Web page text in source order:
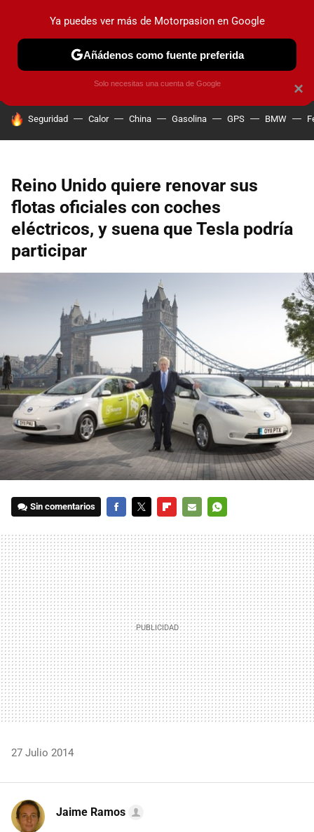
PRUEBAS COCHES ELÉCTRICOS OBSERVATORIO
HOY SE HABLA DE
Seguridad Calor China Gasolina GPS BMW
Reino Unido quiere renovar sus
flotas oficiales con coches
eléctricos, y suena que Tesla podría
participar
Sin comentarios
MAIL
27 Julio 2014
Jaime Ramos
×
Ya puedes ver más de Motorpasion en Google
Añádenos como fuente preferida
Solo necesitas una cuenta de Google